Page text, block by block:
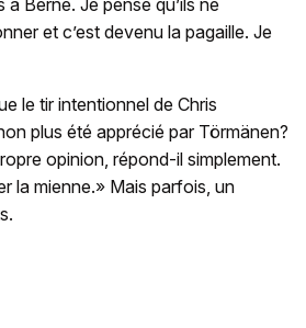
Berne. Je pense qu’ils ne
et c’est devenu la pagaille. Je
le tir intentionnel de Chris
plus été apprécié par Törmänen?
opinion, répond-il simplement.
la mienne.» Mais parfois, un